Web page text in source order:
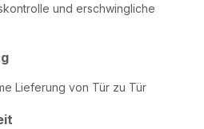
und erschwingliche
Lieferung von Tür zu Tür